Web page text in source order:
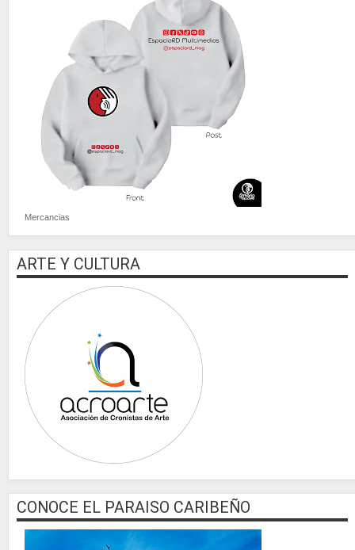
Mercancias
ARTE Y CULTURA
CONOCE EL PARAISO CARIBEÑO